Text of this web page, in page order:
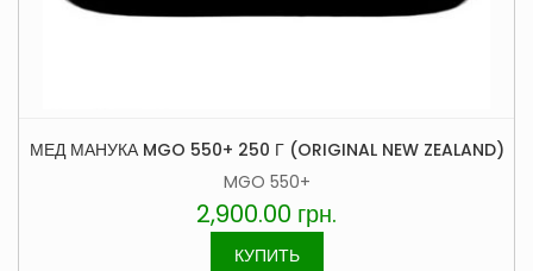
МЕД МАНУКА MGO 550+ 250 Г (ORIGINAL NEW ZEALAND)
MGO 550+
2,900.00 грн.
КУПИТЬ